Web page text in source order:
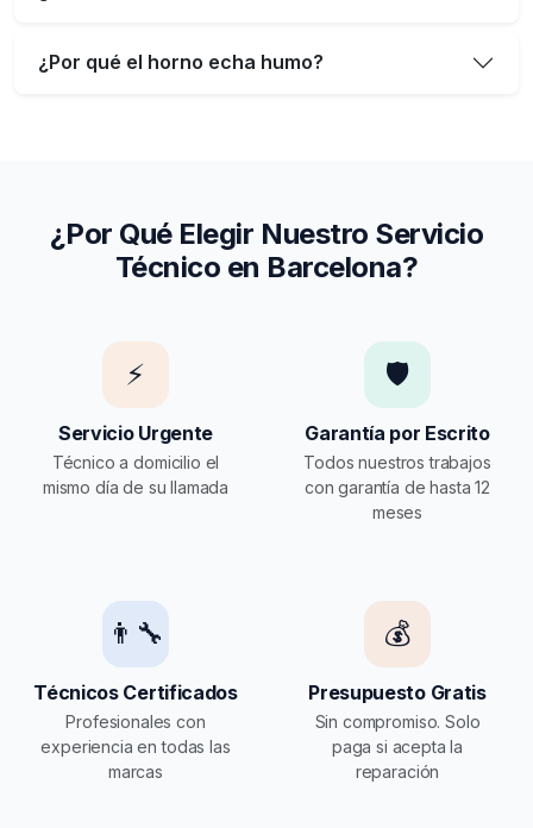
¿Por qué el horno echa humo?
¿Por Qué Elegir Nuestro Servicio
Técnico en Barcelona?
⚡
Servicio Urgente
Técnico a domicilio el
mismo día de su llamada
🛡️
Garantía por Escrito
Todos nuestros trabajos
con garantía de hasta 12
meses
👨‍🔧
Técnicos Certificados
Profesionales con
experiencia en todas las
marcas
💰
Presupuesto Gratis
Sin compromiso. Solo
paga si acepta la
reparación